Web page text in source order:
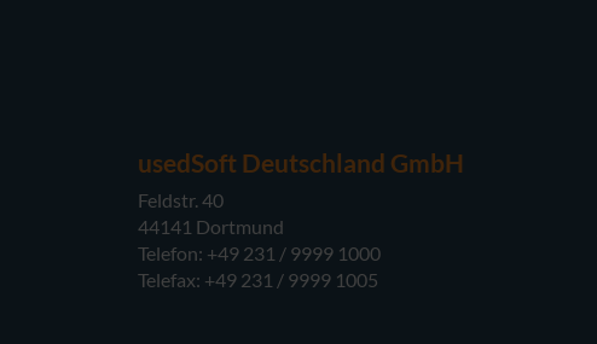
usedSoft Deutschland GmbH
Feldstr. 40
44141 Dortmund
Telefon: +49 231 / 9999 1000
Telefax: +49 231 / 9999 1005